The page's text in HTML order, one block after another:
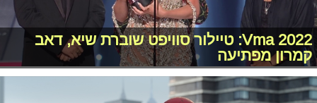
Vma 2022: טיילור סוויפט שוברת שיא, דאב
קמרון מפתיעה